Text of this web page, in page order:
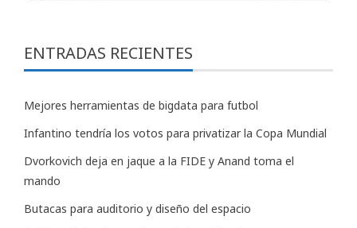
ENTRADAS RECIENTES
Mejores herramientas de bigdata para futbol
Infantino tendría los votos para privatizar la Copa Mundial
Dvorkovich deja en jaque a la FIDE y Anand toma el
mando
Butacas para auditorio y diseño del espacio